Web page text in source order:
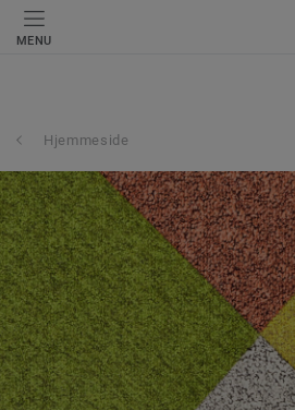
MENU
Hjemmeside